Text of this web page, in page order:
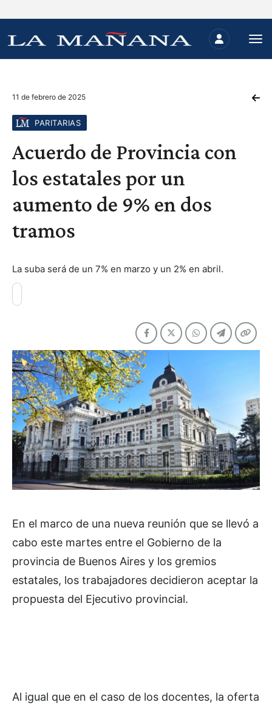
11 de febrero de 2025
PARITARIAS
Acuerdo de Provincia con
los estatales por un
aumento de 9% en dos
tramos
La suba será de un 7% en marzo y un 2% en abril.
En el marco de una nueva reunión que se llevó a
cabo este martes entre el Gobierno de la
provincia de Buenos Aires y los gremios
estatales, los trabajadores decidieron aceptar la
propuesta del Ejecutivo provincial.
Al igual que en el caso de los docentes, la oferta